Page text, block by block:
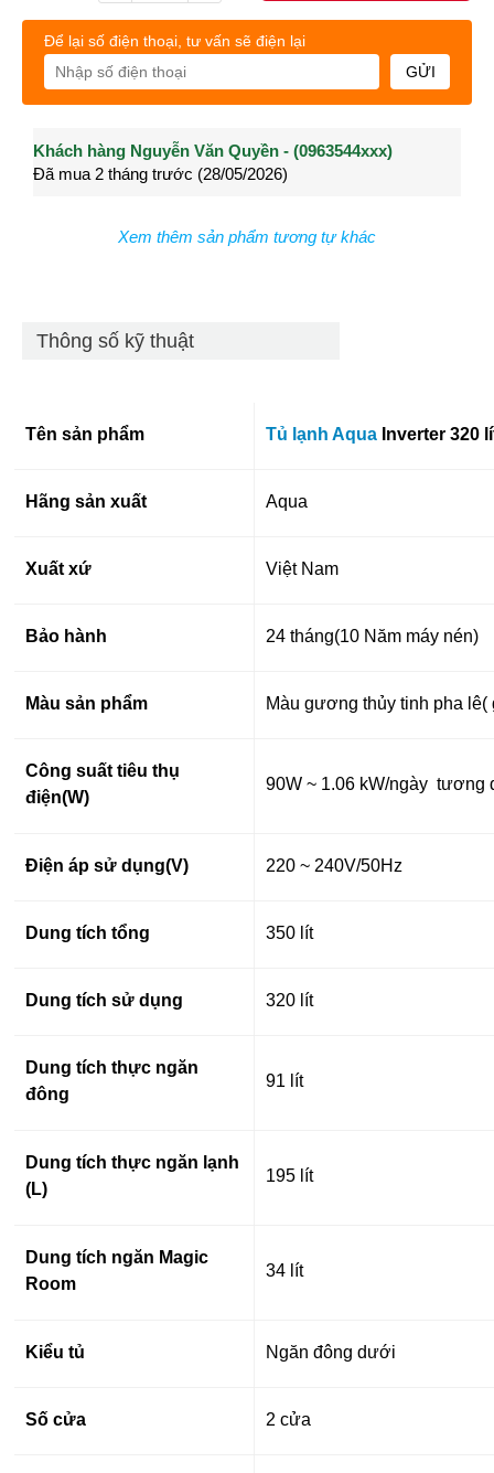
Để lại số điện thoại, tư vấn sẽ điện lại
GỬI
Khách hàng Nguyễn Văn Quyền - (0963544xxx)
Đã mua 2 tháng trước (28/05/2026)
Khách hàng Nguyễn Thành Long - (0902021xxx)
Đã mua 4 tháng trước (27/04/2026)
Xem thêm sản phẩm tương tự khác
Thông số kỹ thuật
Tên sản phẩm Tủ lạnh Aqua Inverter 320
Hãng sản xuất Aqua
Xuất xứ Việt Nam
Bảo hành 24 tháng(10 Năm máy nén)
Màu sản phẩm Màu gương thủy tinh pha
Công suất tiêu thụ
điện(W)
90W ~ 1.06 kW/ngày tương
Điện áp sử dụng(V) 220 ~ 240V/50Hz
Dung tích tổng 350 lít
Dung tích sử dụng 320 lít
Dung tích thực ngăn
đông
91 lít
Dung tích thực ngăn lạnh
(L)
195 lít
Dung tích ngăn Magic
Room
34 lít
Kiểu tủ Ngăn đông dưới
Số cửa 2 cửa